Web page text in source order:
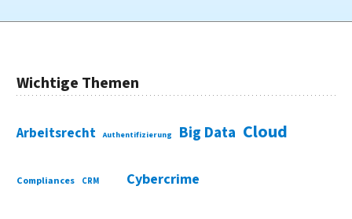
Wichtige Themen
Arbeitsrecht Authentifizierung Big Data Cloud
Compliances CRM Cybercrime